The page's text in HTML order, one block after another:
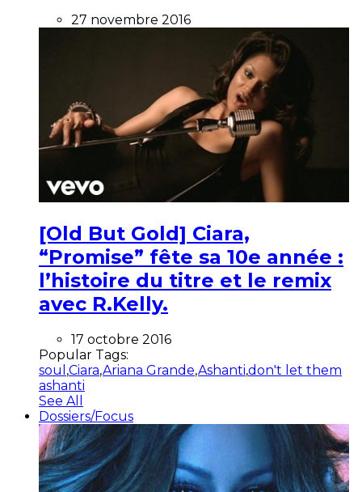
27 novembre 2016
[Old But Gold] Ciara,
“Promise” fête sa 10e année :
l’histoire du titre et le remix
avec R.Kelly.
17 octobre 2016
Popular Tags:
soul ,Ciara,Ariana Grande,Ashanti,don't let them
ashanti
See All
Dossiers/Focus